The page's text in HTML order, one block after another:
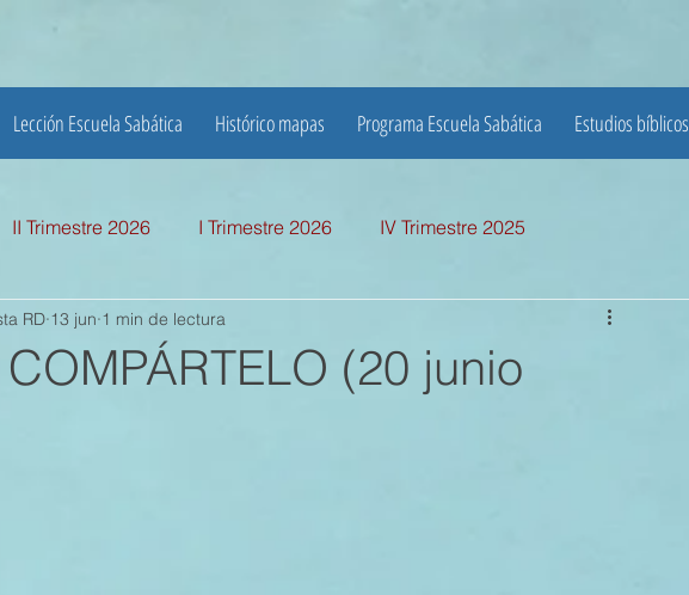
Lección Escuela Sabática Histórico mapas Programa Escuela Sabática Estudios bíblicos
II Trimestre 2026 I Trimestre 2026 IV Trimestre 2025
I TRIMESTRE 2025 III TRIMESTRE 2024
(20 junio
RD 13 jun 1 min de lectura